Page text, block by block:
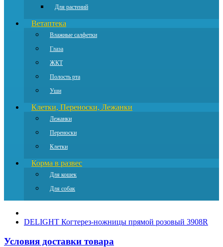
Для растений
Ветаптека
Влажные салфетки
Глаза
ЖКТ
Полость рта
Уши
Клетки, Переноски, Лежанки
Лежанки
Переноски
Клетки
Корма в развес
Для кошек
Для собак
DELIGHT Когтерез-ножницы прямой розовый 3908R
Условия доставки товара